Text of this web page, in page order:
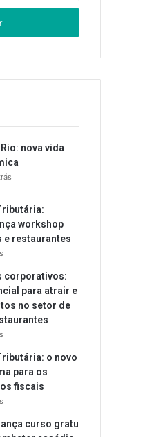
nova vida
workshop
e restaurantes
corporativos:
para atrair e
no setor de
o novo
para os
fiscais
curso gratu